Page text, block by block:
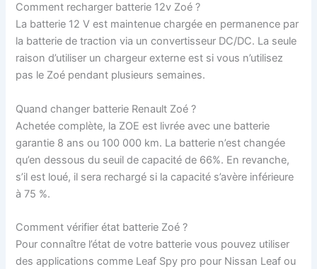
Comment recharger batterie 12v Zoé ?
La batterie 12 V est maintenue chargée en permanence par
la batterie de traction via un convertisseur DC/DC. La seule
raison d’utiliser un chargeur externe est si vous n’utilisez
pas le Zoé pendant plusieurs semaines.
Quand changer batterie Renault Zoé ?
Achetée complète, la ZOE est livrée avec une batterie
garantie 8 ans ou 100 000 km. La batterie n’est changée
qu’en dessous du seuil de capacité de 66%. En revanche,
s’il est loué, il sera rechargé si la capacité s’avère inférieure
à 75 %.
Comment vérifier état batterie Zoé ?
Pour connaître l’état de votre batterie vous pouvez utiliser
des applications comme Leaf Spy pro pour Nissan Leaf ou